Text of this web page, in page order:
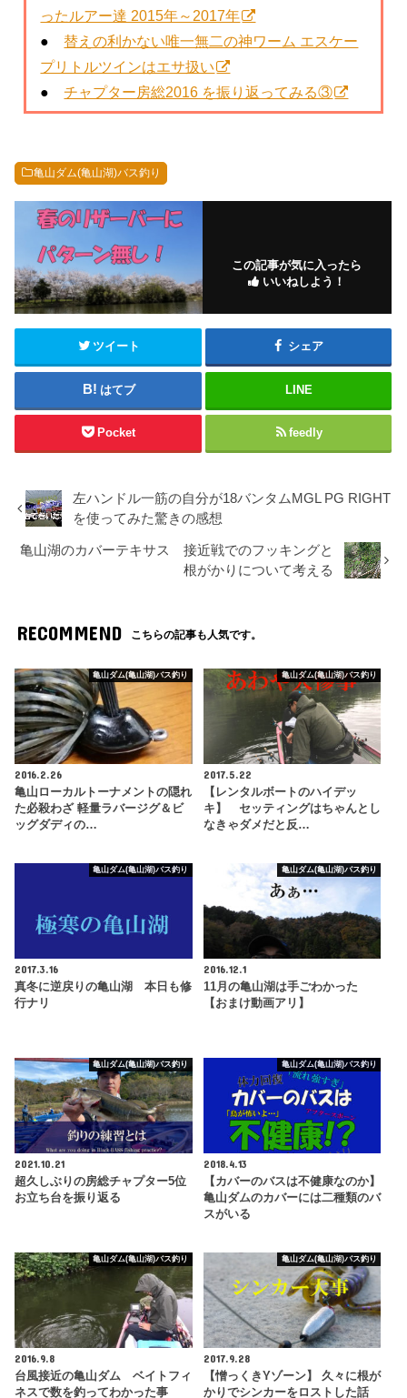
ったルアー達 2015年～2017年
● 替えの利かない唯一無二の神ワーム エスケー
プリトルツインはエサ扱い
●チャプター房総2016 を振り返ってみる③
亀山ダム(亀山湖)バス釣り
この記事が気に入ったら
いいねしよう！
ツイート シェア
はてブ LINE
Pocket feedly
左ハンドル一筋の自分が18バンタムMGL PG RIGHT
を使ってみた驚きの感想
亀山湖のカバーテキサス 接近戦でのフッキングと
根がかりについて考える
RECOMMEND こちらの記事も人気です。
亀山ダム(亀山湖)バス釣り
2016.2.26
亀山ローカルトーナメントの隠れ
た必殺わざ 軽量ラバージグ＆ビ
ッグダディの…
亀山ダム(亀山湖)バス釣り
2017.5.22
【レンタルボートのハイデッ
キ】 セッティングはちゃんとし
なきゃダメだと反…
亀山ダム(亀山湖)バス釣り
2017.3.16
真冬に逆戻りの亀山湖 本日も修
行ナリ
亀山ダム(亀山湖)バス釣り
2016.12.1
11月の亀山湖は手ごわかった
【おまけ動画アリ】
亀山ダム(亀山湖)バス釣り
2021.10.21
超久しぶりの房総チャプター5位
お立ち台を振り返る
亀山ダム(亀山湖)バス釣り
2018.4.13
【カバーのバスは不健康なのか】
亀山ダムのカバーには二種類のバ
スがいる
亀山ダム(亀山湖)バス釣り
2016.9.8
台風接近の亀山ダム ベイトフィ
ネスで数を釣ってわかった事
亀山ダム(亀山湖)バス釣り
2017.9.28
【憎っくきYゾーン】 久々に根が
かりでシンカーをロストした話